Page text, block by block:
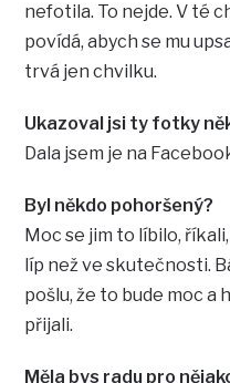
nefotila. To nejde. V té
povídá, abych se mu
trvá jen chvilku.
Ukazoval jsi ty fotky
Dala jsem je na
Byl někdo pohoršený?
Moc se jim to líbilo,
líp než ve skutečnosti.
pošlu, že to bude moc a
přijali.
Měla bys radu pro